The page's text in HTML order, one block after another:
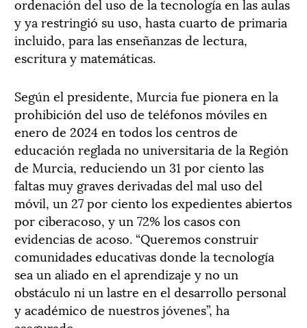
y ya restringió su uso, hasta cuarto de primaria
incluido, para las enseñanzas de lectura,
escritura y matemáticas.
Según el presidente, Murcia fue pionera en la
prohibición del uso de teléfonos móviles en
enero de 2024 en todos los centros de
educación reglada no universitaria de la Región
de Murcia, reduciendo un 31 por ciento las
faltas muy graves derivadas del mal uso del
móvil, un 27 por ciento los expedientes abiertos
por ciberacoso, y un 72% los casos con
evidencias de acoso. “Queremos construir
comunidades educativas donde la tecnología
sea un aliado en el aprendizaje y no un
obstáculo ni un lastre en el desarrollo personal
y académico de nuestros jóvenes”, ha